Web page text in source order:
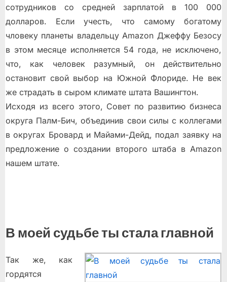
сотрудников со средней зарплатой в 100 000
долларов. Если учесть, что самому богатому
чловеку планеты владельцу Amazon Джеффу Безосу
в этом месяце исполняется 54 года, не исключено,
что, как человек разумный, он действительно
остановит свой выбор на Южной Флориде. Не век
же страдать в сыром климате штата Вашингтон.
Исходя из всего этого, Совет по развитию бизнеса
округа Палм-Бич, объединив свои силы с коллегами
в округах Бровард и Майами-Дейд, подал заявку на
предложение о создании второго штаба в Amazon
нашем штате.
В моей судьбе ты стала главной
Так же, как
гордятся